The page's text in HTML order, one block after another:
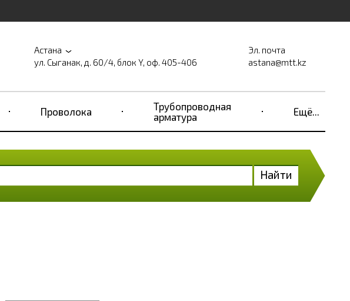
Астана
ул. Сыганак, д. 60/4, блок Y, оф. 405-406
Эл. почта
astana@mtt.kz
Проволока
Трубопроводная
арматура
Ещё...
Найти